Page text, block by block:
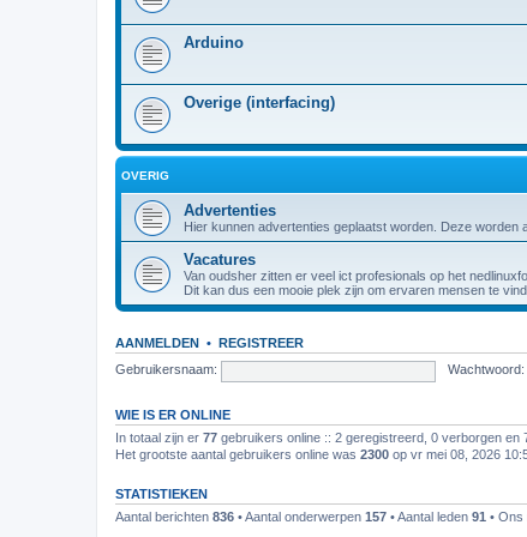
Arduino
Overige (interfacing)
OVERIG
Advertenties
Hier kunnen advertenties geplaatst worden. Deze worden
Vacatures
Van oudsher zitten er veel ict profesionals op het
Dit kan dus een mooie plek zijn om ervaren mensen te
AANMELDEN • REGISTREER
Gebruikersnaam:
Wachtwoord:
WIE IS ER ONLINE
In totaal zijn er 77 gebruikers online :: 2 geregistreerd, 0 verborgen
Het grootste aantal gebruikers online was 2300 op vr mei 08, 2026
STATISTIEKEN
Aantal berichten 836 • Aantal onderwerpen 157 • Aantal leden 91 • Ons